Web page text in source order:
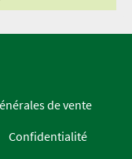
de vente
Confidentialité